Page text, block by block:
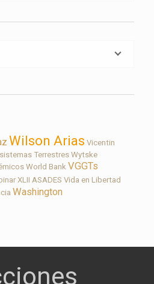
Wilson Arias Vicentin
Terrestres Wytske
World Bank VGGTs
XLII ASADES Vida en Libertad
Washington